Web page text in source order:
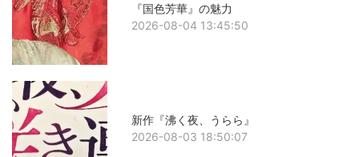
『国色芳華』の魅力
2026-08-04 13:45:50
新作『沸く夜、うらら』
2026-08-03 18:50:07